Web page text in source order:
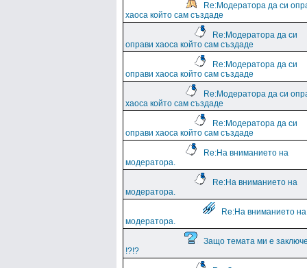
Re:Модератора да си
хаоса който сам създаде
Re:Модератора да си
оправи хаоса който сам създаде
Re:Модератора да си
оправи хаоса който сам създаде
Re:Модератора да си
хаоса който сам създаде
Re:Модератора да си
оправи хаоса който сам създаде
Re:На вниманието на
модератора.
Re:На вниманието на
модератора.
Re:На вниманието на
модератора.
Защо темата ми е
!?!?